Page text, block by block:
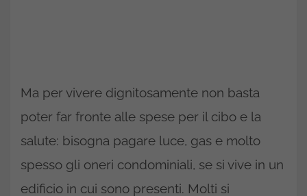
Ma per vivere dignitosamente non basta
poter far fronte alle spese per il cibo e la
salute: bisogna pagare luce, gas e molto
spesso gli oneri condominiali, se si vive in un
edificio in cui sono presenti. Molti si